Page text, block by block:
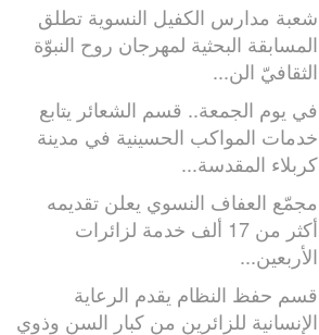
شعبة مدارس الكفيل النسوية تطلق
المسابقة البحثية لمهرجان روح النبوّة
الثقافيّ الن...
في يوم الجمعة.. قسم الشعائر يتابع
خدمات المواكب الحسينية في مدينة
كربلاء المقدسة...
مجمّع العفاف النسوي يعلن تقديمه
أكثر من 17 ألف خدمة لزائرات
الأربعين...
قسم حفظ النظام يقدم الرعاية
الإنسانية للزائرين من كبار السن وذوي